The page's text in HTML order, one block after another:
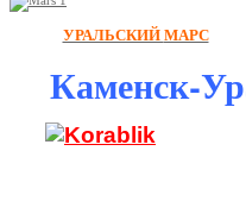
УРАЛЬСКИЙ МАРС
Каменск-